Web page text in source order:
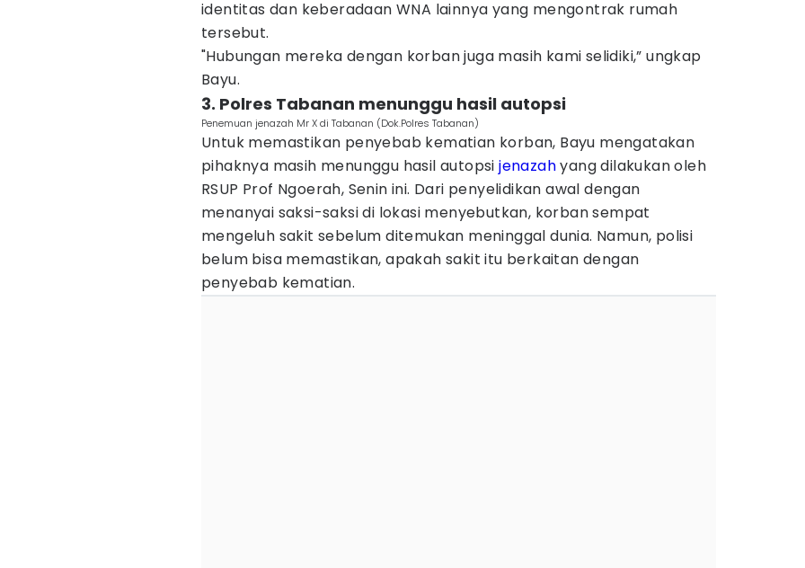
identitas dan keberadaan WNA lainnya yang mengontrak rumah
tersebut.
"Hubungan mereka dengan korban juga masih kami selidiki,” ungkap
Bayu.
3. Polres Tabanan menunggu hasil autopsi
Penemuan jenazah Mr X di Tabanan (Dok.Polres Tabanan)
Untuk memastikan penyebab kematian korban, Bayu mengatakan
pihaknya masih menunggu hasil autopsijenazahyang dilakukan oleh
RSUP Prof Ngoerah, Senin ini. Dari penyelidikan awal dengan
menanyai saksi-saksi di lokasi menyebutkan, korban sempat
mengeluh sakit sebelum ditemukan meninggal dunia. Namun, polisi
belum bisa memastikan, apakah sakit itu berkaitan dengan
penyebab kematian.